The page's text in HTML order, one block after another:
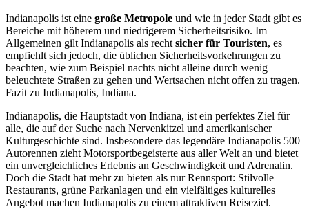
Indianapolis ist eine große Metropole und wie in jeder Stadt gibt es
Bereiche mit höherem und niedrigerem Sicherheitsrisiko. Im
Allgemeinen gilt Indianapolis als recht sicher für Touristen, es
empfiehlt sich jedoch, die üblichen Sicherheitsvorkehrungen zu
beachten, wie zum Beispiel nachts nicht alleine durch wenig
beleuchtete Straßen zu gehen und Wertsachen nicht offen zu tragen.
Fazit zu Indianapolis, Indiana.
Indianapolis, die Hauptstadt von Indiana, ist ein perfektes Ziel für
alle, die auf der Suche nach Nervenkitzel und amerikanischer
Kulturgeschichte sind. Insbesondere das legendäre Indianapolis 500
Autorennen zieht Motorsportbegeisterte aus aller Welt an und bietet
ein unvergleichliches Erlebnis an Geschwindigkeit und Adrenalin.
Doch die Stadt hat mehr zu bieten als nur Rennsport: Stilvolle
Restaurants, grüne Parkanlagen und ein vielfältiges kulturelles
Angebot machen Indianapolis zu einem attraktiven Reiseziel.